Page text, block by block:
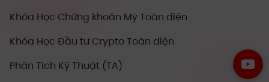
Khóa Học Chứng khoán Mỹ Toàn diện
Khóa Học Đầu tư Crypto Toàn diện
Phân Tích Kỹ Thuật (TA)